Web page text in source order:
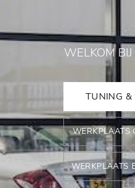
WELKOM
TUNING &
WERKPLAATS
WERKPLAATS